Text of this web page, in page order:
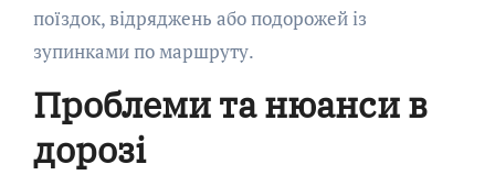
поїздок, відряджень або подорожей із
зупинками по маршруту.
Проблеми та нюанси в
дорозі